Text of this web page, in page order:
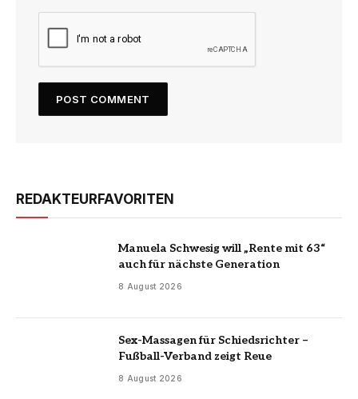
REDAKTEURFAVORITEN
Manuela Schwesig will „Rente mit 63“
auch für nächste Generation
8 August 2026
Sex-Massagen für Schiedsrichter –
Fußball-Verband zeigt Reue
8 August 2026